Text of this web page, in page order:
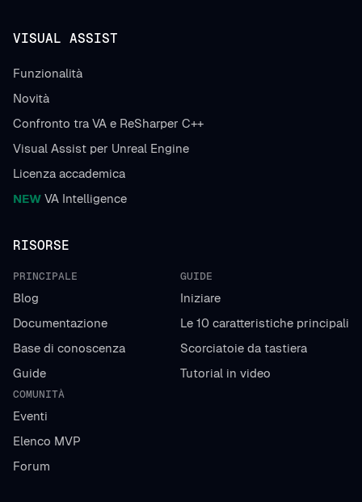
VISUAL ASSIST
Funzionalità
Novità
Confronto tra VA e ReSharper C++
Visual Assist per Unreal Engine
Licenza accademica
NEW VA Intelligence
RISORSE
PRINCIPALE
Blog
Documentazione
Base di conoscenza
Guide
GUIDE
Iniziare
Le 10 caratteristiche principali
Scorciatoie da tastiera
Tutorial in video
COMUNITÀ
Eventi
Elenco MVP
Forum